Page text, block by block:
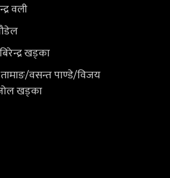
वली
खड्का
वसन्त पाण्डे/विजय
खड्का